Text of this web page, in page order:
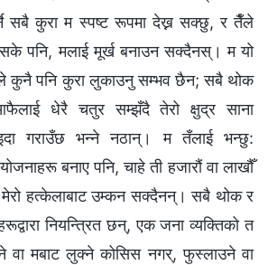
सबै कुरा म स्पष्ट रूपमा देख्न सक्छु, र तैँले
पनि, मलाई मूर्ख बनाउन सक्दैनस्। म यो
कुनै पनि कुरा लुकाउनु सम्भव छैन; सबै थोक
धेरै चतुर सम्झँदै तेरो क्षुद्र साना
गराउँछ भन्‍ने नठान्। म तँलाई भन्छु:
बनाए पनि, चाहे ती हजारौं वा लाखौँ
हत्केलाबाट उम्कन सक्दैनन्। सबै थोक र
नियन्त्रित छन्, एक जना व्यक्तिको त
वा मबाट लुक्ने कोसिस नगर्, फुस्लाउने वा